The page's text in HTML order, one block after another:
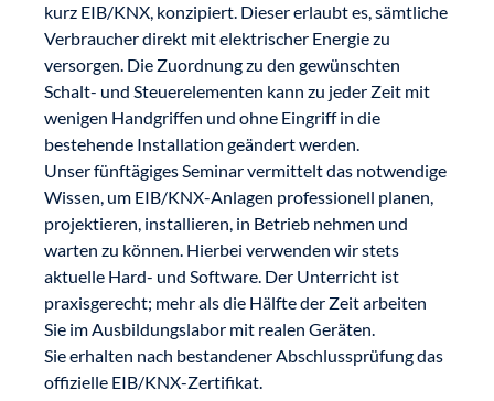
kurz EIB/KNX, konzipiert. Dieser erlaubt es, sämtliche
Verbraucher direkt mit elektrischer Energie zu
versorgen. Die Zuordnung zu den gewünschten
Schalt- und Steuer­elementen kann zu jeder Zeit mit
wenigen Handgriffen und ohne Eingriff in die
bestehende Installation geändert werden.
Unser fünftägiges Seminar vermittelt das notwendige
Wissen, um EIB/KNX-Anlagen professionell planen,
projektieren, installieren, in Betrieb nehmen und
warten zu können. Hierbei verwenden wir stets
aktuelle Hard- und Software. Der Unterricht ist
praxisgerecht; mehr als die Hälfte der Zeit arbeiten
Sie im Ausbildungslabor mit realen Geräten.
Sie erhalten nach bestandener Abschlussprüfung das
­offizielle EIB/KNX-Zertifikat.